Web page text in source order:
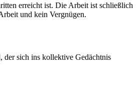
erreicht ist. Die Arbeit ist schließlich
und kein Vergnügen.
der sich ins kollektive Gedächtnis